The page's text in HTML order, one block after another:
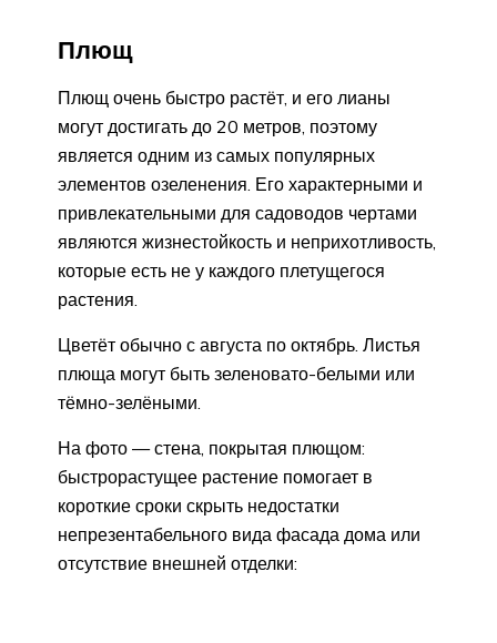
Плющ
Плющ очень быстро растёт, и его лианы
могут достигать до 20 метров, поэтому
является одним из самых популярных
элементов озеленения. Его характерными и
привлекательными для садоводов чертами
являются жизнестойкость и неприхотливость,
которые есть не у каждого плетущегося
растения.
Цветёт обычно с августа по октябрь. Листья
плюща могут быть зеленовато-белыми или
тёмно-зелёными.
На фото — стена, покрытая плющом:
быстрорастущее растение помогает в
короткие сроки скрыть недостатки
непрезентабельного вида фасада дома или
отсутствие внешней отделки: